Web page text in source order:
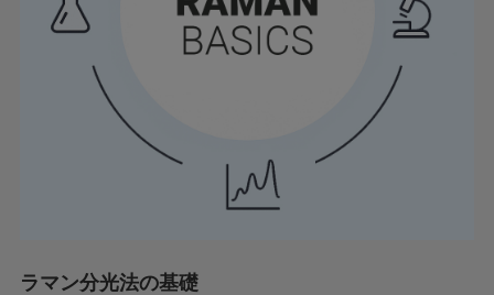
ラマン分光法の基礎